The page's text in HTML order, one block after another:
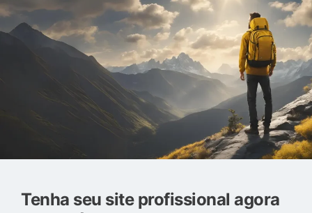
Tenha seu site profissional agora